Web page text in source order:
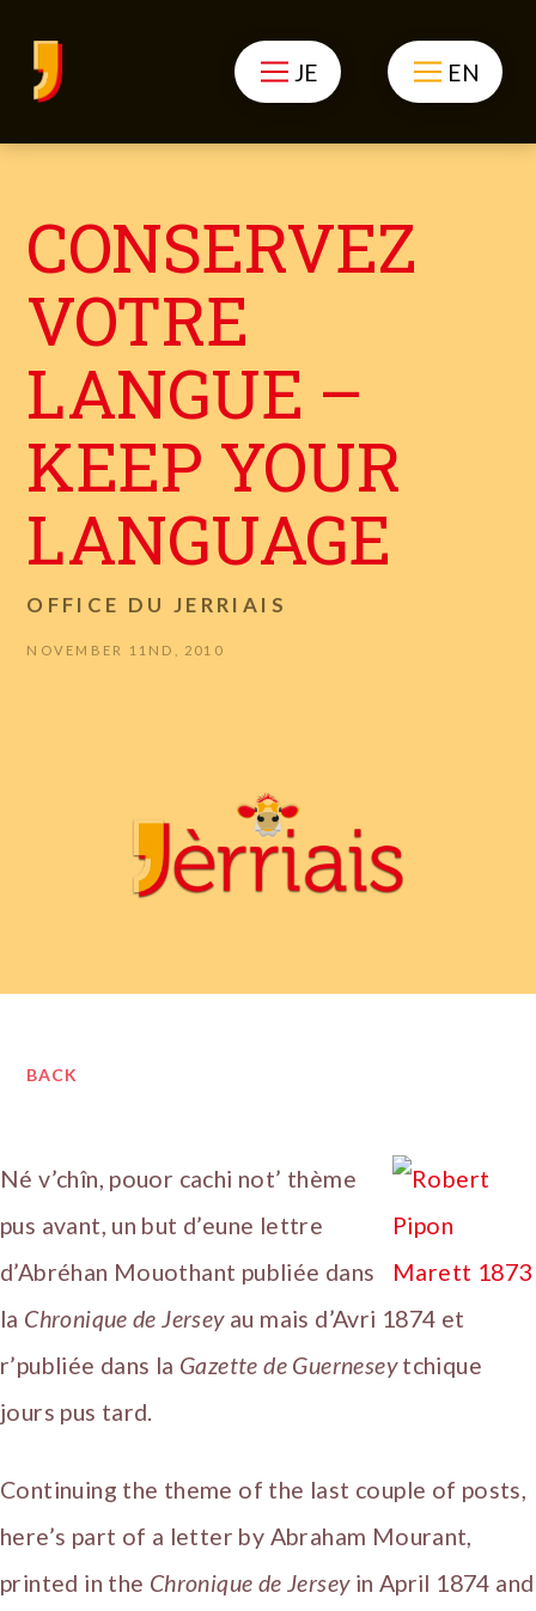
JE EN
CONSERVEZ
VOTRE
LANGUE –
KEEP YOUR
LANGUAGE
OFFICE DU JERRIAIS
NOVEMBER 11ND, 2010
BACK
Né v’chîn, pouor cachi not’ thème
pus avant, un but d’eune lettre
d’Abréhan Mouothant publiée dans
la Chronique de Jerseyau mais d’Avri 1874 et
r’publiée dans la Gazette de Guerneseytchique
jours pus tard.
Continuing the theme of the last couple of posts,
here’s part of a letter by Abraham Mourant,
printed in the Chronique de Jerseyin April 1874 and